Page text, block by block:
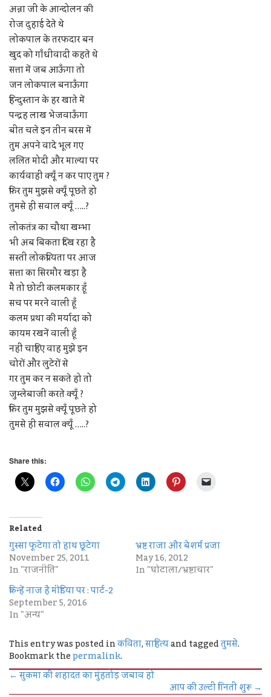
अन्ना जी के आन्दोलन की
रोज दुहाई देते थे
लोकपाल के तरफदार बन
खुद को गाँधीवादी कहते थे
सत्ता में जब आऊँगा तो
जन लोकपाल बनाऊँगा
हिन्दुस्तान के हर खाते में
पन्द्रह लाख भेजवाऊँगा
बीत चले इन तीन बरस में
तुम अपने वादे भूल गए
ललित मोदी और माल्या पर
कार्यवाही क्यूँ न कर पाए तुम ?
फिर तुम मुझसे क्यूँ पूछते हो
तुमसे ही सवाल क्यूँ …..?
लोकतंत्र का चौथा खम्भा
भी अब बिकता दिख रहा है
सस्ती लोकप्रियता पर आज
सत्ता का सिरमौर खड़ा है
मै तो छोटी कलमकार हूँ
सच पर मरने वाली हूँ
कलम प्रथा की मर्यादा को
कायम रखनें वाली हूँ
नहीं चाहिए वाह मुझे इन
चोरों और लुटेरों से
गर तुम कर न सकते हो तो
जुम्लेबाजी करते क्यूँ ?
फिर तुम मुझसे क्यूँ पूछते हो
तुमसे ही सवाल क्यूँ …..?
Share this:
Related
गुस्सा फूटेगा तो हाथ छूटेगा
November 25, 2011
In "राजनीति"
भ्रष्ट राजा और बेशर्म प्रजा
May 16, 2012
In "घोटाला/भ्रष्टाचार"
किन्हें नाज है मीडिया पर : पार्ट-2
September 5, 2016
In "अन्य"
This entry was posted inकविता,साहित्यand taggedतुमसे.
Bookmark thepermalink.
←सुकमा की शहादत का मुंहतोड़ जबाव हो
आप की उल्टी गिनती शुरू→